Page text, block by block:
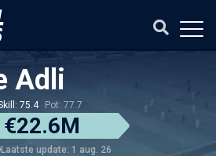
Adli
75.4 Pot: 77.7
€22.6M
Laatste update: 1 aug. 26